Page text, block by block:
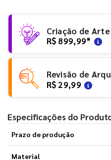
Criação de Arte
R$ 899,99*
Revisão de
R$ 29,99
Especificações do
Prazo de produção
Material